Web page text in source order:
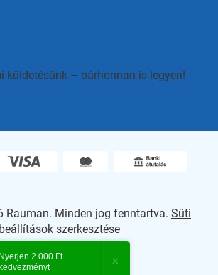
küldetésünk – bárhonnan is legyen!
Premium készítette
Rauman. Minden jog fenntartva. Süti
beállítások szerkesztése
Nyerjen 2 000 Ft
kedvezményt
×